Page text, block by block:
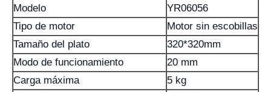
Modelo
YR06056
Tipo de motor
Motor sin escobillas
Tamaño del plato
320*320mm
Modo de funcionamiento
20 mm
Carga máxima
5 kg